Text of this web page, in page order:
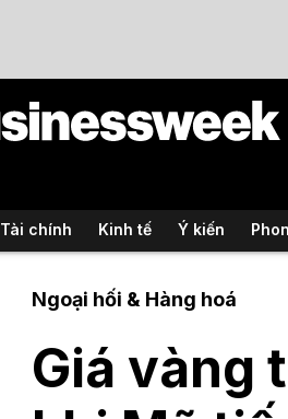
Tài chính Kinh tế Ý kiến
Ngoại hối & Hàng hoá
Giá vàng